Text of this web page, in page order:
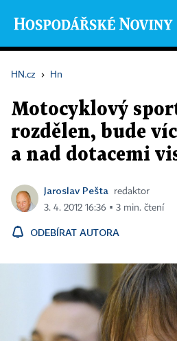
HN.cz › Hn
Motocyklový
rozdělen, bude
a nad dotacemi
Jaroslav Pešta
redaktor
3. 4. 2012 16:36 ▪ 3 min. čtení
ODEBÍRAT AUTORA